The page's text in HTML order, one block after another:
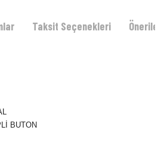
Taksit Seçenekleri
BUTON